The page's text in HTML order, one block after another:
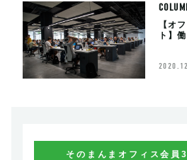
【オ
ト】
そのまんまオフィス会員